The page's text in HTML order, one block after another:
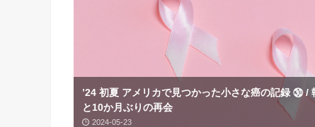
’24 初夏 アメリカで見つかった小さな癌の記録 ㉚ /
と10か月ぶりの再会
2024-05-23